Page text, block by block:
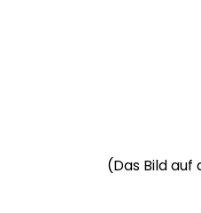
(Das Bild